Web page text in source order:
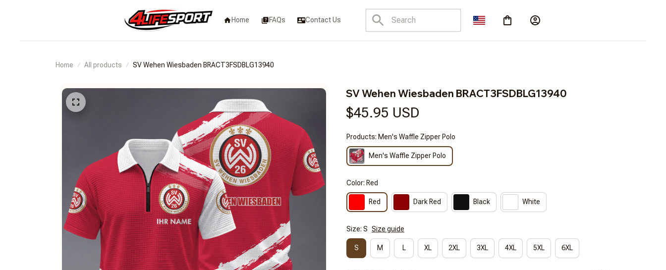
Home FAQs Contact Us
Home All products SV Wehen Wiesbaden BRACT3FSDBLG13940
SV Wehen Wiesbaden BRACT3FSDBLG13940
$45.95 USD
Products: Men's Waffle Zipper Polo
Men's Waffle Zipper Polo
Color: Red
Red Dark Red Black White
Size: S Size guide
S M L XL 2XL 3XL 4XL 5XL 6XL